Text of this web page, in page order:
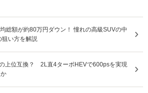
総額が約80万円ダウン！ 憧れの高級SUVの中
い方を解説
上位互換？ 2L直4ターボHEVで600psを実現